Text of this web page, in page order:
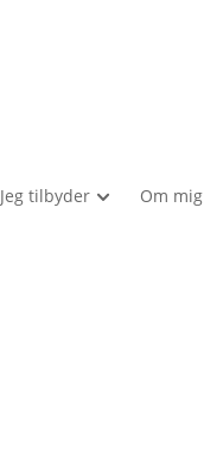
Jeg tilbyder Om mig